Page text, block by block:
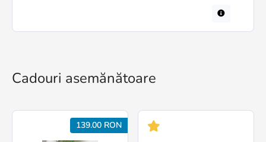
Cadouri asemănătoare
139.00 RON